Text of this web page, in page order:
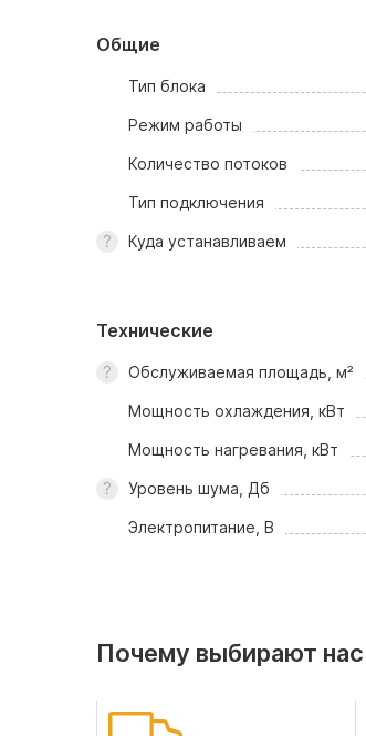
Общие
Тип блока
Режим работы
Количество потоков
Тип подключения
Куда устанавливаем
Технические
Обслуживаемая площадь, м²
Мощность охлаждения, кВт
Мощность нагревания, кВт
Уровень шума, Дб
Электропитание, В
Почему выбирают нас